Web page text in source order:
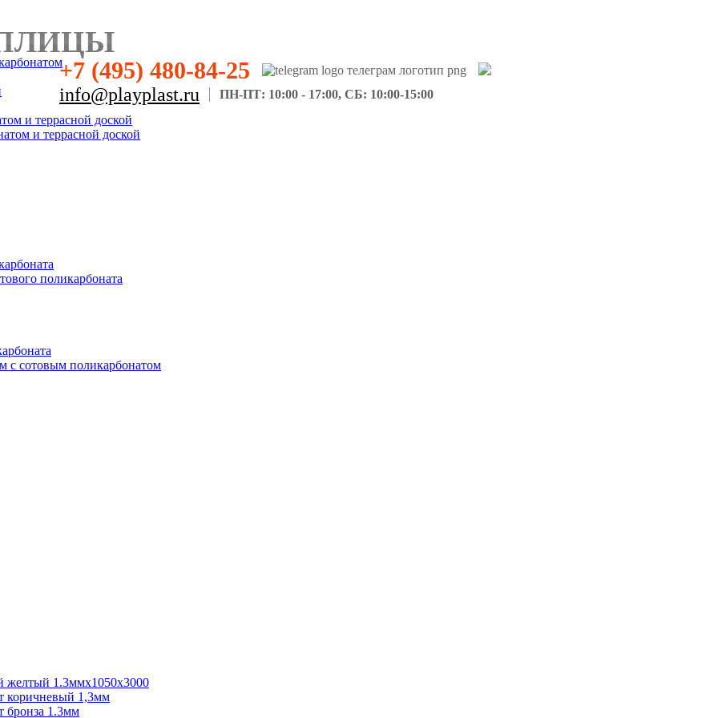
+7 (495) 480-84-25
info@playplast.ru ПН-ПТ: 10:00 - 17:00, СБ: 10:00-15:00
и террасной доской
и террасной доской
поликарбоната
с сотовым поликарбонатом
желтый 1.3ммх1050х3000
коричневый 1,3мм
бронза 1.3мм